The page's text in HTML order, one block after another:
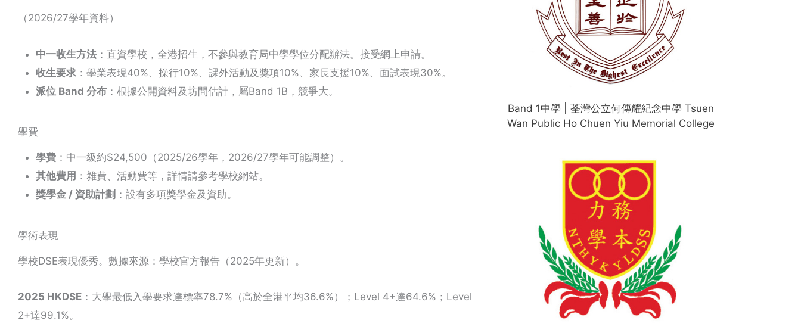
（2026/27學年資料）
中一收生方法 ：直資學校，全港招生，不參與教育局中學學位分配辦法。接受網上申請。
收生要求 ：學業表現40%、操行10%、課外活動及獎項10%、家長支援10%、面試表現30%。
派位 Band 分布 ：根據公開資料及坊間估計，屬Band 1B，競爭大。
學費
學費 ：中一級約$24,500（2025/26學年，2026/27學年可能調整）。
其他費用 ：雜費、活動費等，詳情請參考學校網站。
獎學金 / 資助計劃 ：設有多項獎學金及資助。
學術表現
學校DSE表現優秀。數據來源：學校官方報告（2025年更新）。
2025 HKDSE ：大學最低入學要求達標率78.7%（高於全港平均36.6%）；Level 4+達64.6%；Level
2+達99.1%。
Band 1中學 | 荃灣公立何傳耀紀念中學 Tsuen
Wan Public Ho Chuen Yiu Memorial College